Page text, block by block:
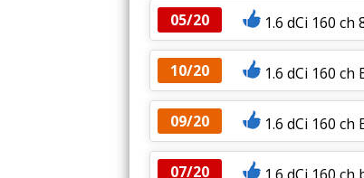
05/20 1.6 dCi 160
10/20 1.6 dCi 160
09/20 1.6 dCi 160 ch
07/20